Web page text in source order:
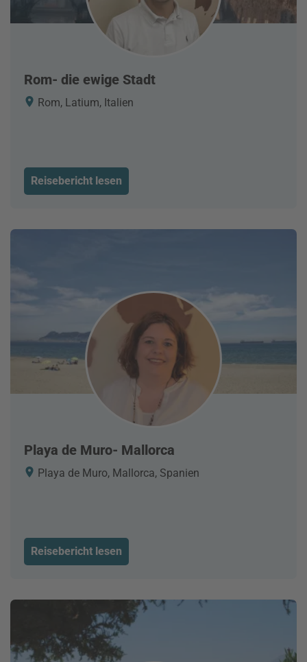
Rom- die ewige Stadt
Rom, Latium, Italien
Reisebericht lesen
Playa de Muro- Mallorca
Playa de Muro, Mallorca, Spanien
Reisebericht lesen